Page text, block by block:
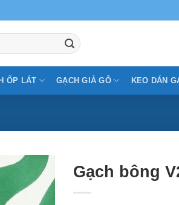
ỐP LÁT GẠCH GIẢ GỖ KEO DÁN
Gạch bông